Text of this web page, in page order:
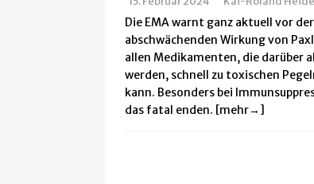
[ 30. Juni 2025 ] Warum Salz bei CF Leben
[ 28. Januar 2025 ] Erfahrung mit N-
[ 14. Januar 2025 ] USA: Neue Vertex-CF-
[ 10. Oktober 2024 ] 15 Fragen & Antworten
Die EMA warnt ganz aktuell vor
abschwächenden Wirkung von
allen Medikamenten, die darüber
werden, schnell zu toxischen
kann. Besonders bei
das fatal enden. [mehr→]